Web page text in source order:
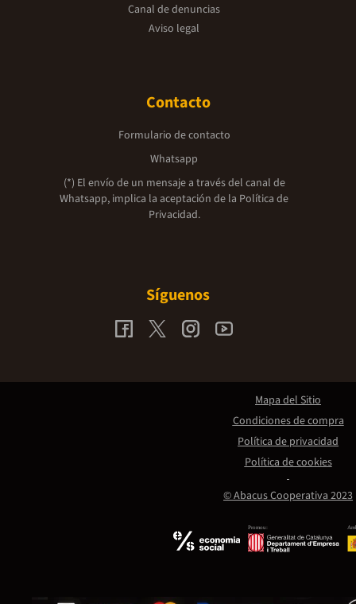
Canal de denuncias
Aviso legal
Contacto
Formulario de contacto
Whatsapp
(*) El envío de un mensaje a través del canal de
Whatsapp, implica la aceptación de la Política de
Privacidad.
Síguenos
Promou:
© Abacus Cooperativa 2023
Mapa del Sitio
Condiciones de compra
Política de privacidad
Política de cookies